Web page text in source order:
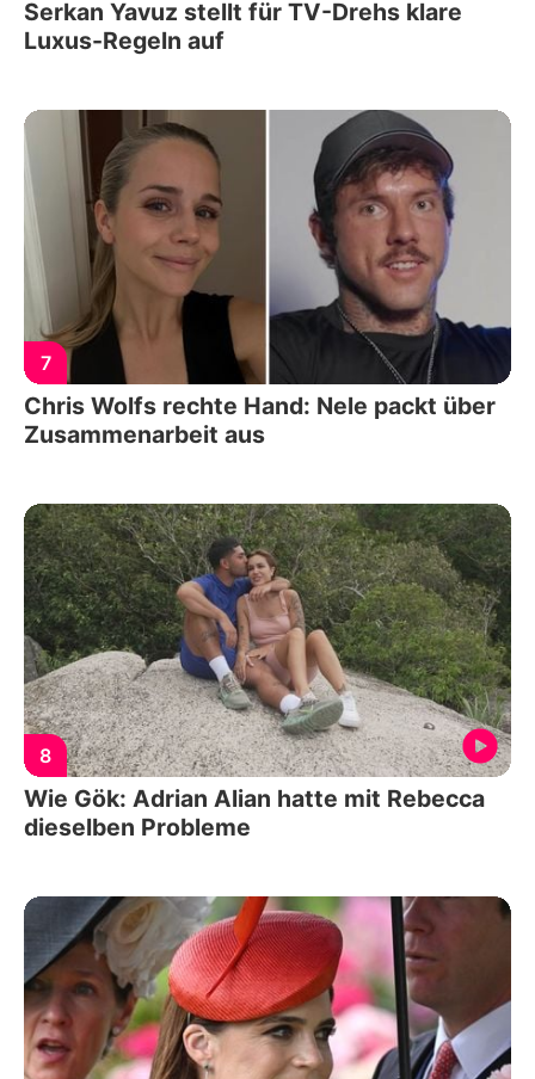
Serkan Yavuz stellt für TV-Drehs klare
Luxus-Regeln auf
7
Chris Wolfs rechte Hand: Nele packt über
Zusammenarbeit aus
8
Wie Gök: Adrian Alian hatte mit Rebecca
dieselben Probleme